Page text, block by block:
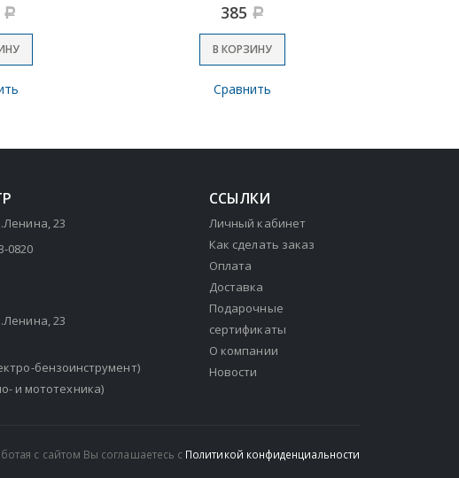
Р 385 Р
В КОРЗИНУ
Сравнить
23
0820
23
бензоинструмент)
и мототехника)
ССЫЛКИ
Личный кабинет
Как сделать заказ
Оплата
Доставка
Подарочные
сертификаты
О компании
Новости
с сайтом Вы соглашаетесь с Политикой конфиденциальности